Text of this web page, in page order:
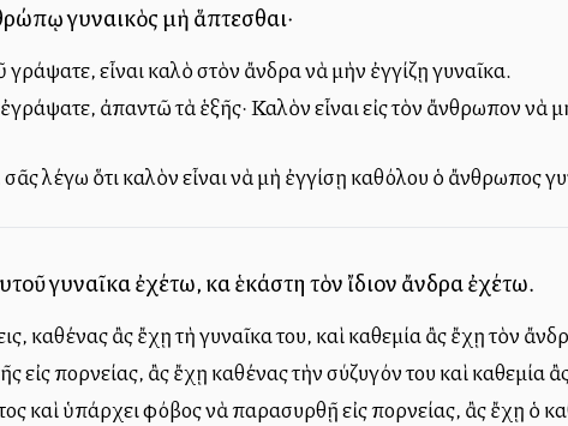
γυναικὸς μὴ ἅπτεσθαι·
γράψατε, εἶναι καλὸ στὸν ἄνδρα νὰ μὴν ἐγγίζῃ γυναῖκα.
ἀπαντῶ τὰ ἑξῆς· Καλὸν εἶναι εἰς τὸν ἄνθρωπον νὰ
λέγω ὅτι καλὸν εἶναι νὰ μὴ ἐγγίσῃ καθόλου ὁ ἄνθρωπος
γυναῖκα ἐχέτω, καὶ ἑκάστη τὸν ἴδιον ἄνδρα ἐχέτω.
καθένας ἂς ἔχῃ τὴ γυναῖκα του, καὶ καθεμία ἂς ἔχῃ τὸν
εἰς πορνείας, ἂς ἔχῃ καθένας τὴν σύζυγόν του καὶ καθεμία
καὶ ὑπάρχει φόβος νὰ παρασυρθῇ εἰς πορνείας, ἂς ἔχῃ ὁ